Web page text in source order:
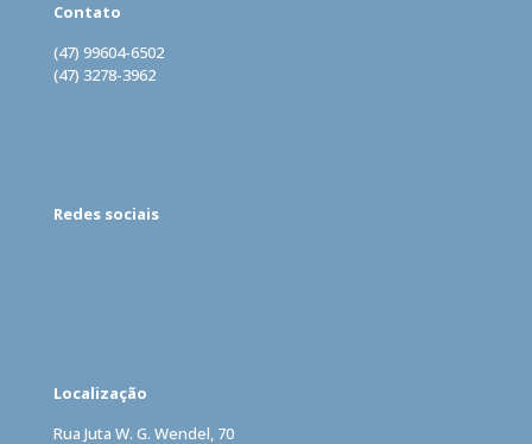
Contato
(47) 99604-6502
(47) 3278-3962
Redes sociais
Localização
Rua Juta W. G. Wendel, 70